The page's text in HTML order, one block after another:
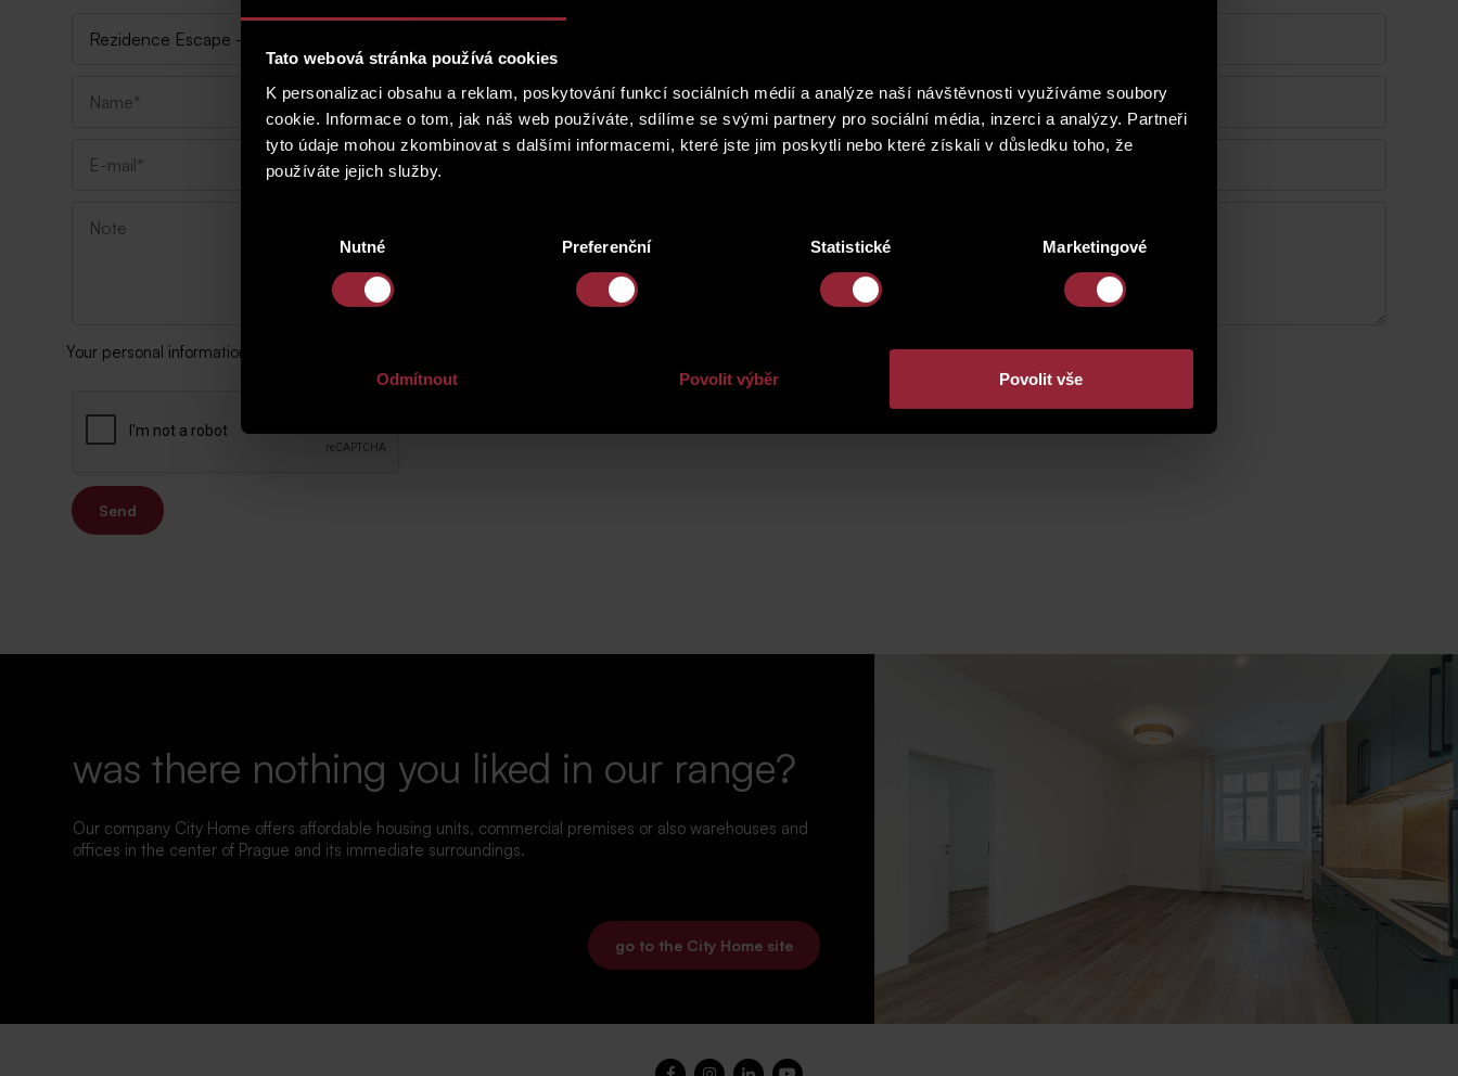
Tato webová stránka používá cookies
K personalizaci obsahu a reklam, poskytování funkcí sociálních médií a analýze naší návštěvnosti využíváme soubory
cookie. Informace o tom, jak náš web používáte, sdílíme se svými partnery pro sociální média, inzerci a analýzy. Partneři
tyto údaje mohou zkombinovat s dalšími informacemi, které jste jim poskytli nebo které získali v důsledku toho, že
používáte jejich služby.
Nutné Preferenční Statistické Marketingové
Odmítnout Povolit výběr Povolit vše
Your personal information will be processed according to the
Send
was there nothing you liked in our range?
Our company City Home offers affordable housing units, commercial premises or also warehouses and
offices in the center of Prague and its immediate surroundings.
go to the City Home site